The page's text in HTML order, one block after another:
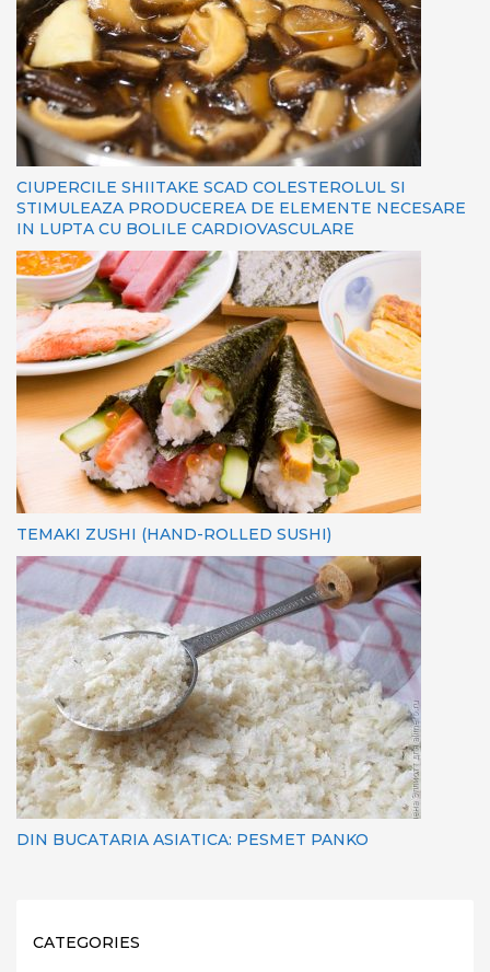
CIUPERCILE SHIITAKE SCAD COLESTEROLUL SI
STIMULEAZA PRODUCEREA DE ELEMENTE NECESARE
IN LUPTA CU BOLILE CARDIOVASCULARE
TEMAKI ZUSHI (HAND-ROLLED SUSHI)
DIN BUCATARIA ASIATICA: PESMET PANKO
CATEGORIES